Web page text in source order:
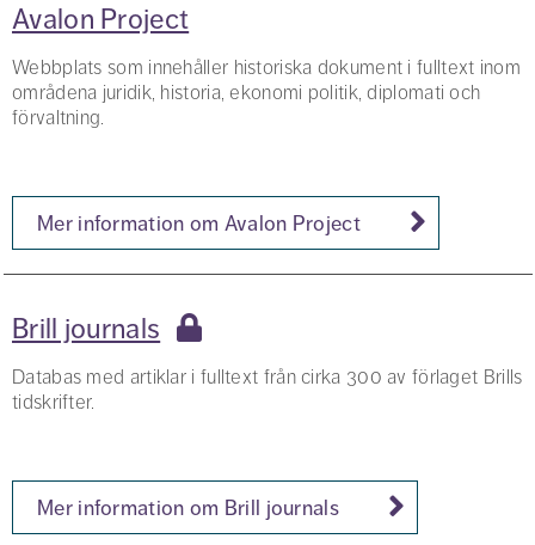
Avalon Project
Webbplats som innehåller historiska dokument i fulltext inom
områdena juridik, historia, ekonomi politik, diplomati och
förvaltning.
Mer information om Avalon Project
Brill journals
Databas med artiklar i fulltext från cirka 300 av förlaget Brills
tidskrifter.
Mer information om Brill journals